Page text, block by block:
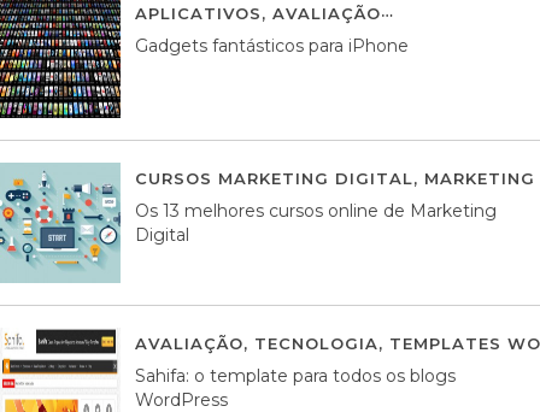
APLICATIVOS, AVALIAÇÃO
Gadgets fantásticos para iPhone
CURSOS MARKETING DIGITAL,
Os 13 melhores cursos online de Marketing
Digital
AVALIAÇÃO, TECNOLOGIA, TEMPLATES
Sahifa: o template para todos os blogs
WordPress